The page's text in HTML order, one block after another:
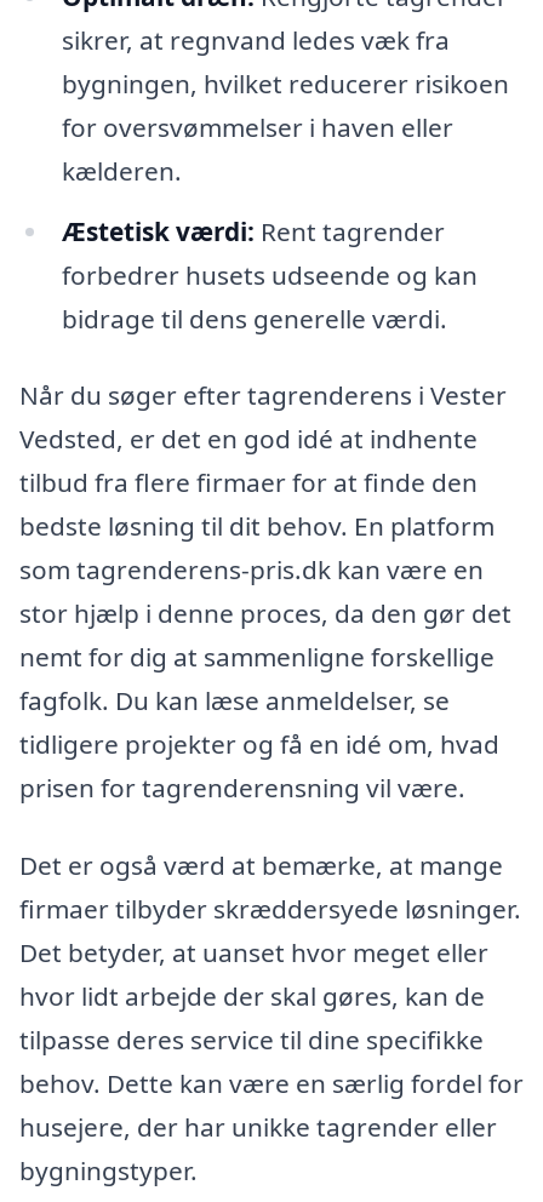
sikrer, at regnvand ledes væk fra
bygningen, hvilket reducerer risikoen
for oversvømmelser i haven eller
kælderen.
Æstetisk værdi: Rent tagrender
forbedrer husets udseende og kan
bidrage til dens generelle værdi.
Når du søger efter tagrenderens i Vester
Vedsted, er det en god idé at indhente
tilbud fra flere firmaer for at finde den
bedste løsning til dit behov. En platform
som tagrenderens-pris.dk kan være en
stor hjælp i denne proces, da den gør det
nemt for dig at sammenligne forskellige
fagfolk. Du kan læse anmeldelser, se
tidligere projekter og få en idé om, hvad
prisen for tagrenderensning vil være.
Det er også værd at bemærke, at mange
firmaer tilbyder skræddersyede løsninger.
Det betyder, at uanset hvor meget eller
hvor lidt arbejde der skal gøres, kan de
tilpasse deres service til dine specifikke
behov. Dette kan være en særlig fordel for
husejere, der har unikke tagrender eller
bygningstyper.